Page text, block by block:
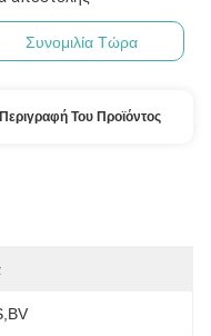
Συνομιλία Τώρα
Περιγραφή Του Προϊόντος